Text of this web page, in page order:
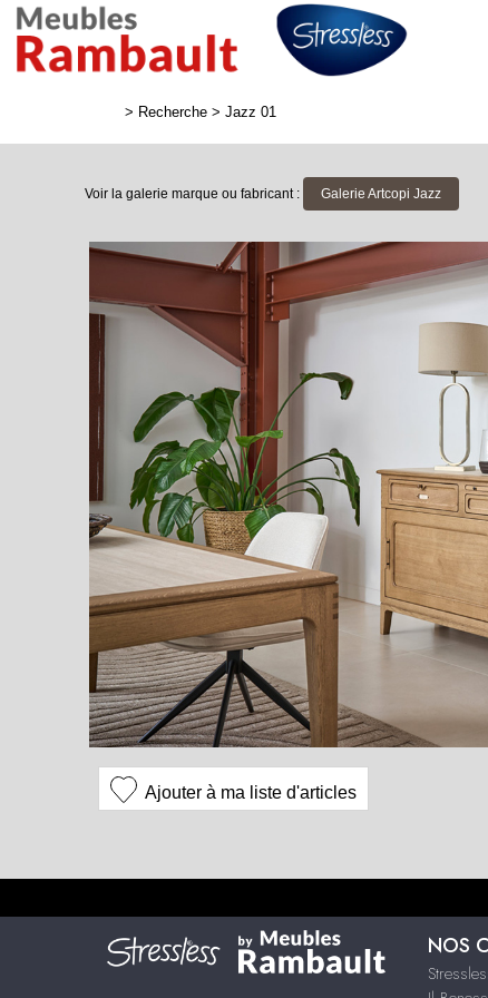
> Recherche > Jazz 01
Voir la galerie marque ou fabricant : Galerie Artcopi Jazz
Ajouter à ma liste d'articles
NOS